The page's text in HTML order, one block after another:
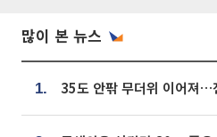
많이 본 뉴스
1.